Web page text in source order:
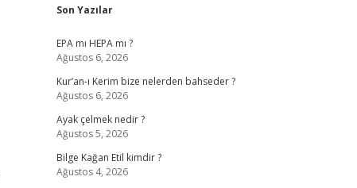
Sidebar
Son Yazılar
EPA mı HEPA mı ?
Ağustos 6, 2026
Kur’an-ı Kerim bize nelerden bahseder ?
Ağustos 6, 2026
Ayak çelmek nedir ?
Ağustos 5, 2026
Bilge Kağan Etil kimdir ?
Ağustos 4, 2026